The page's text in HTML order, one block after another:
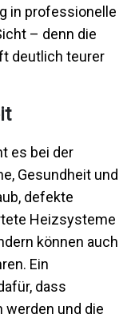
in professionelle
– denn die
deutlich teurer
es bei der
Gesundheit und
defekte
Heizsysteme
können auch
Ein
dass
werden und die